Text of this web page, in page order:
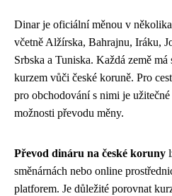
Dinar je oficiální měnou v
včetně Alžírska, Bahrajnu, Iráku,
Srbska a Tuniska. Každá země
kurzem vůči české koruně. Pro
pro obchodování s nimi je
možnosti převodu měny.
Převod dináru na české koruny
směnárnách nebo online
platforem. Je důležité porovnat